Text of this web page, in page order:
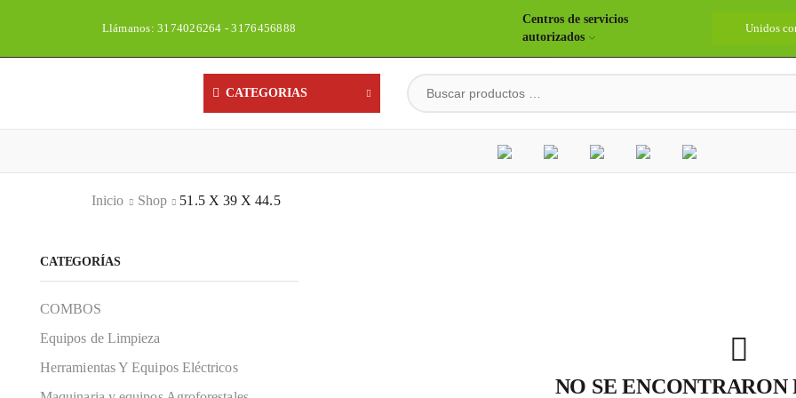
Llámanos: 3174026264 - 3176456888
Centros de servicios
autorizados
Unidos
CATEGORIAS
Inicio Shop 51.5 X 39 X 44.5
NO SE ENCONTRARON
CATEGORÍAS
COMBOS
Equipos de Limpieza
Herramientas Y Equipos Eléctricos